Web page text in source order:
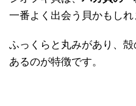
一番よく出会う貝かもしれ
ふっくらと丸みがあり、殻
あるのが特徴です。